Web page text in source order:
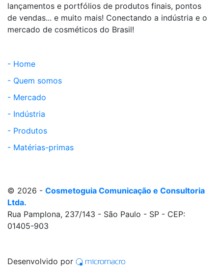
lançamentos e portfólios de produtos finais, pontos
de vendas... e muito mais! Conectando a indústria e o
mercado de cosméticos do Brasil!
- Home
- Quem somos
- Mercado
- Indústria
- Produtos
- Matérias-primas
© 2026 - Cosmetoguia Comunicação e Consultoria
Ltda.
Rua Pamplona, 237/143 - São Paulo - SP - CEP:
01405-903
Desenvolvido por